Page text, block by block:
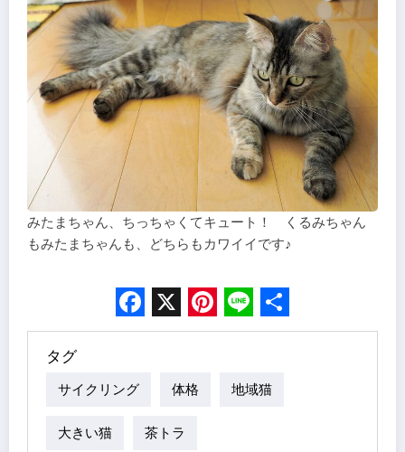
みたまちゃん、ちっちゃくてキュート！ くるみちゃん
もみたまちゃんも、どちらもカワイイです♪
Facebook
X Pinterest
LineShare
タグ
サイクリング 体格 地域猫
大きい猫 茶トラ